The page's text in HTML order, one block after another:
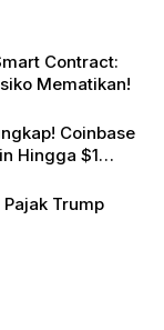
Contract:
Mematikan!
Coinbase
Hingga $1
Trump